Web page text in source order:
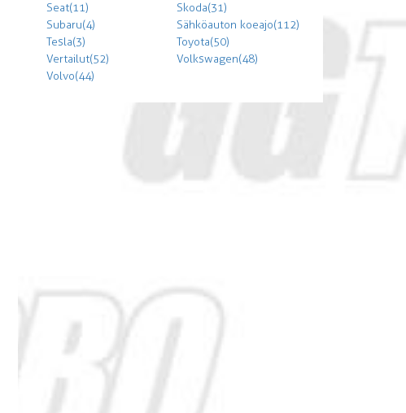
Seat (11)
Skoda (31)
Subaru (4)
Sähköauton koeajo (112)
Tesla (3)
Toyota (50)
Vertailut (52)
Volkswagen (48)
Volvo (44)